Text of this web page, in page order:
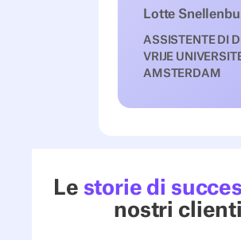
Lotte
ASSISTENTE DI
VRIJE
AMSTERDAM
Le storie di
nostri clienti